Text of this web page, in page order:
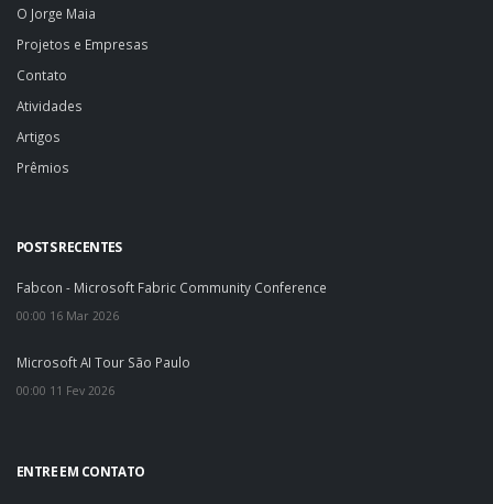
O Jorge Maia
Projetos e Empresas
Contato
Atividades
Artigos
Prêmios
POSTS RECENTES
Fabcon - Microsoft Fabric Community Conference
00:00 16 Mar 2026
Microsoft AI Tour São Paulo
00:00 11 Fev 2026
ENTRE EM CONTATO